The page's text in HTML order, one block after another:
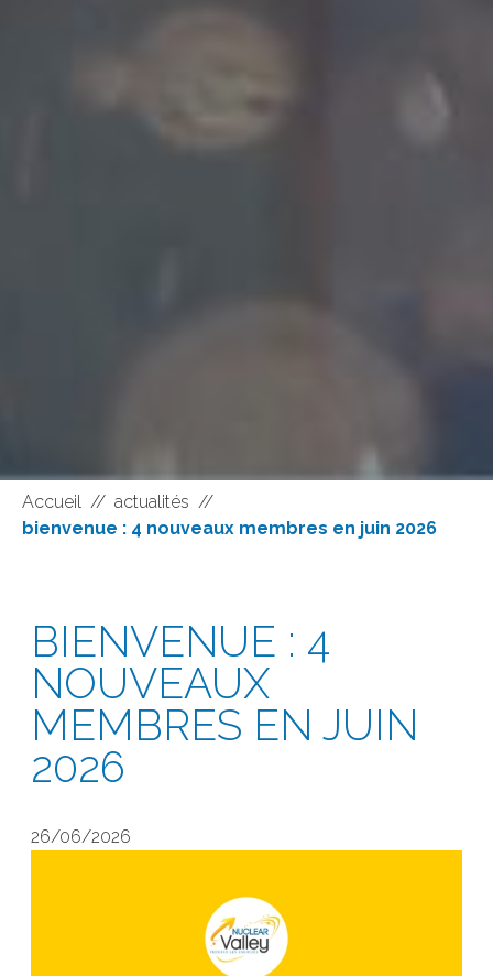
Accueil // actualités //
bienvenue : 4 nouveaux membres en juin 2026
BIENVENUE : 4
NOUVEAUX
MEMBRES EN JUIN
2026
26/06/2026